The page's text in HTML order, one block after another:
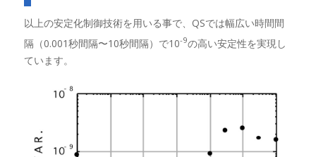
以上の安定化制御技術を用いる事で、QSでは幅広い時間間
隔（0.001秒間隔〜10秒間隔）で10-9の高い安定性を実現し
ています。